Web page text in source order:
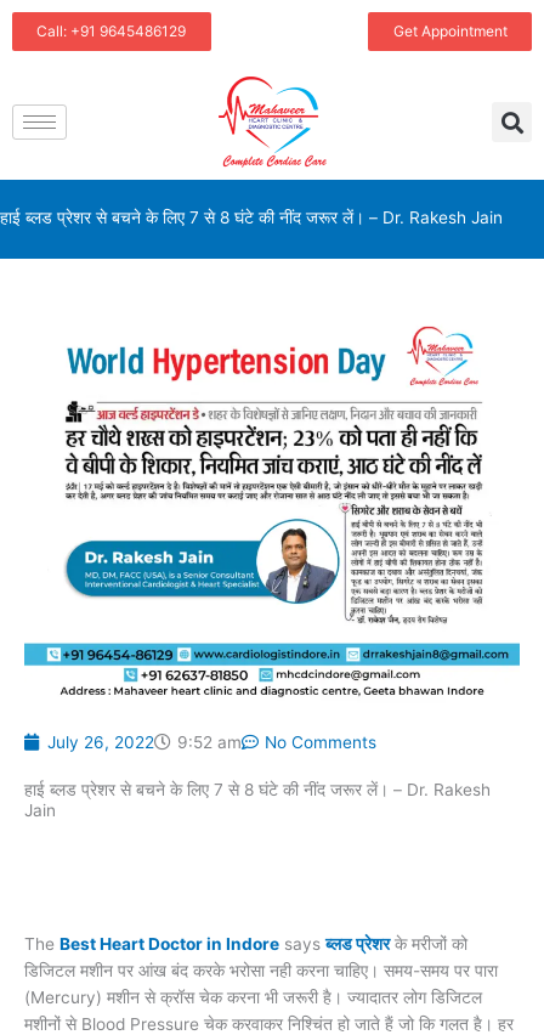
Skip
Call: +91 9645486129 Get Appointment
हाई ब्लड प्रेशर से बचने के लिए 7 से 8 घंटे की नींद जरूर लें। – Dr. Rakesh Jain
July 26, 2022 9:52 am No Comments
हाई ब्लड प्रेशर से बचने के लिए 7 से 8 घंटे की नींद जरूर लें। – Dr. Rakesh
Jain
The Best Heart Doctor in Indore saysब्लड प्रेशरके मरीजों को
डिजिटल मशीन पर आंख बंद करके भरोसा नही करना चाहिए। समय-समय पर पारा
(Mercury) मशीन से क्रॉस चेक करना भी जरूरी है। ज्यादातर लोग डिजिटल
मशीनों से Blood Pressure चेक करवाकर निश्चिंत हो जाते हैं जो कि गलत है। हर